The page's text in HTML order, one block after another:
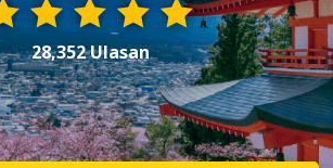
28,352 Ulasan